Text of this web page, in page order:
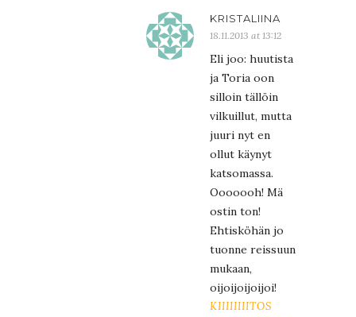
KRISTALIINA
18.11.2013 at 13:12
Eli joo: huutista
ja Toria oon
silloin tällöin
vilkuillut, mutta
juuri nyt en
ollut käynyt
katsomassa.
Ooooooh! Mä
ostin ton!
Ehtisköhän jo
tuonne reissuun
mukaan,
oijoijoijoijoi!
KIIIIIIIITOS